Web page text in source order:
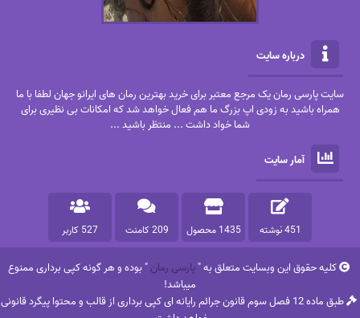
درباره سایت
سایت پارسی رمان یک مرجع معتبر برای خرید بهترین رمان های ایرانو جهان لطفا با ما
همراه باشید به زودی اپ بزرگ ما هم فعال خواهد شد که امکانات بی نظیری برای
شما خواد داشت ... منتظر باشید ...
آمار سایت
451 نوشته 1435 محصول 209 کامنت 527 کاربر
کلیه حقوق این وبسایت متعلق به "پارسی رمان" بوده و هر گونه کپی برداری ممنوع
میباشد!
طبق ماده 12 فصل سوم قانون جرائم رایانه ای کپی برداری از قالب و محتوا پیگرد قانونی